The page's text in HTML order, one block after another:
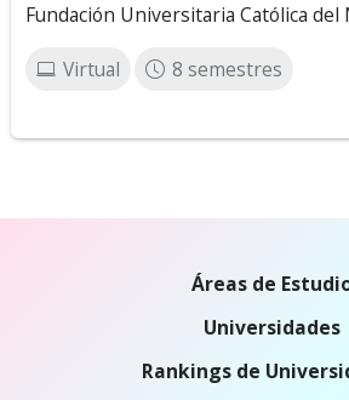
Fundación Universitaria Católica del
Virtual 8 semestres
Áreas de
Universidades
Rankings de